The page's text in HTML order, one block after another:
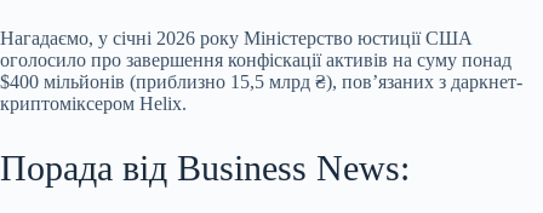
Нагадаємо, у січні 2026 року Міністерство юстиції США
оголосило про завершення конфіскації активів на суму понад
$400 мільйонів (приблизно 15,5 млрд ₴), пов’язаних з даркнет-
криптоміксером Helix.
Порада від Business News: